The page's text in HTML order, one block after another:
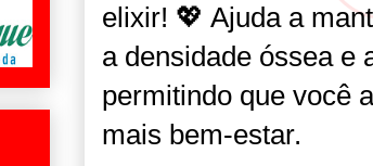
elixir! 💖 Ajuda a
a densidade óssea e
permitindo que você
mais bem-estar.